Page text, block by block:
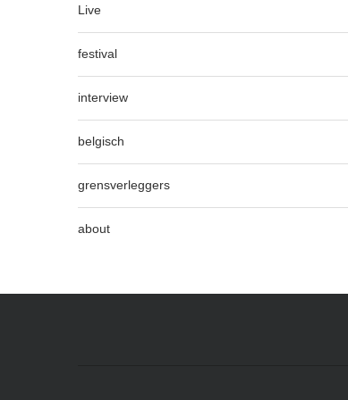
Live
festival
interview
belgisch
grensverleggers
about